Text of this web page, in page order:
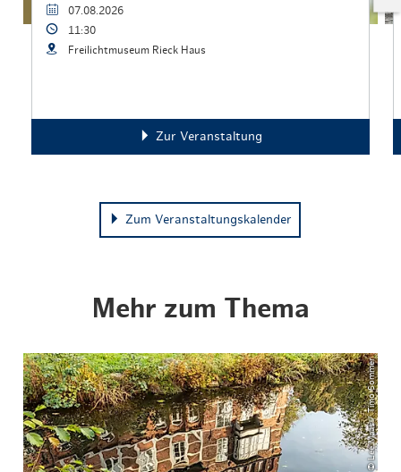
07.08.2026
11:30
Freilichtmuseum Rieck Haus
Zur Veranstaltung
Zum Veranstaltungskalender
Mehr zum Thema
© Lee Maas / Timo Sommer